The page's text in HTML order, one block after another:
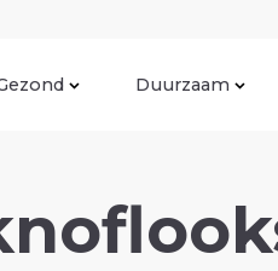
Duurzaam